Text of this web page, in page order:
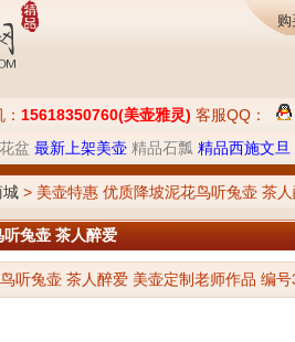
15618350760(美壶雅灵) 客服QQ：
盆 最新上架美壶 精品石瓢 精品西施文旦
城 > 美壶特惠 优质降坡泥花鸟听兔壶 茶
兔壶 茶人醉爱
听兔壶 茶人醉爱 美壶定制老师作品 编